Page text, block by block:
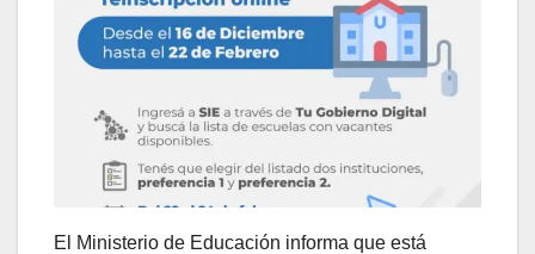
El Ministerio de Educación informa que está